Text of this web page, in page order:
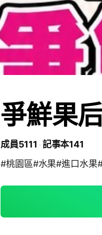
爭鮮果
成員5111 記事本141
#桃園區#水果#進口水果